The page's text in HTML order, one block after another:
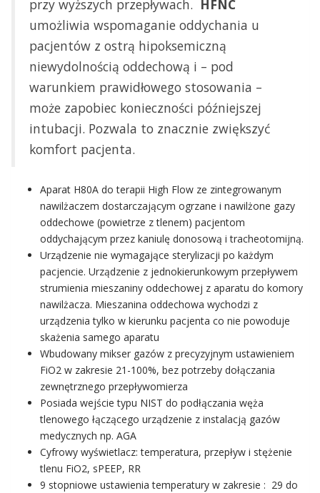
przy wyższych przepływach.
HFNC
umożliwia wspomaganie oddychania u
pacjentów z ostrą hipoksemiczną
niewydolnością oddechową i – pod
warunkiem prawidłowego stosowania –
może zapobiec konieczności późniejszej
intubacji. Pozwala to znacznie zwiększyć
komfort pacjenta.
Aparat H80A do terapii High Flow ze zintegrowanym
nawilżaczem dostarczającym ogrzane i nawilżone gazy
oddechowe (powietrze z tlenem) pacjentom
oddychającym przez kaniulę donosową i tracheotomijną.
Urządzenie nie wymagające sterylizacji po każdym
pacjencie. Urządzenie z jednokierunkowym przepływem
strumienia mieszaniny oddechowej z aparatu do komory
nawilżacza. Mieszanina oddechowa wychodzi z
urządzenia tylko w kierunku pacjenta co nie powoduje
skażenia samego aparatu
Wbudowany mikser gazów z precyzyjnym ustawieniem
FiO2 w zakresie 21-100%, bez potrzeby dołączania
zewnętrznego przepływomierza
Posiada wejście typu NIST do podłączania węża
tlenowego łączącego urządzenie z instalacją gazów
medycznych np. AGA
Cyfrowy wyświetlacz: temperatura, przepływ i stężenie
tlenu FiO2, sPEEP, RR
9 stopniowe ustawienia temperatury w zakresie : 29 do